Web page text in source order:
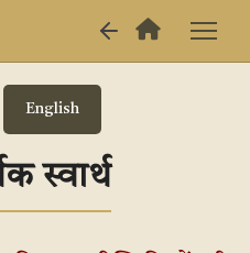
English
स्वार्थ